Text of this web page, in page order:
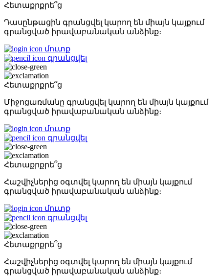
Հետաքրքրե՞ց
Դասընթացին գրանցվել կարող են միայն կայքում
գրանցված իրավաբանական անձինք։
մուտք
գրանցվել
Հետաքրքրե՞ց
Միջոցառմանը գրանցվել կարող են միայն կայքում
գրանցված իրավաբանական անձինք։
մուտք
գրանցվել
Հետաքրքրե՞ց
Հաշվիչներից օգտվել կարող են միայն կայքում
գրանցված իրավաբանական անձինք։
մուտք
գրանցվել
Հետաքրքրե՞ց
Հաշվիչներից օգտվել կարող են միայն կայքում
գրանցված իրավաբանական անձինք։